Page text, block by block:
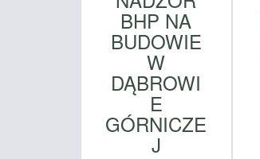
BHP NA
BUDOWIE
W
DĄBROWI
E
GÓRNICZE
J